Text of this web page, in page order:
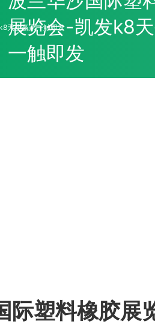
天生赢家一触即发
展览会-凯发k8
一触即发
际塑料橡胶展